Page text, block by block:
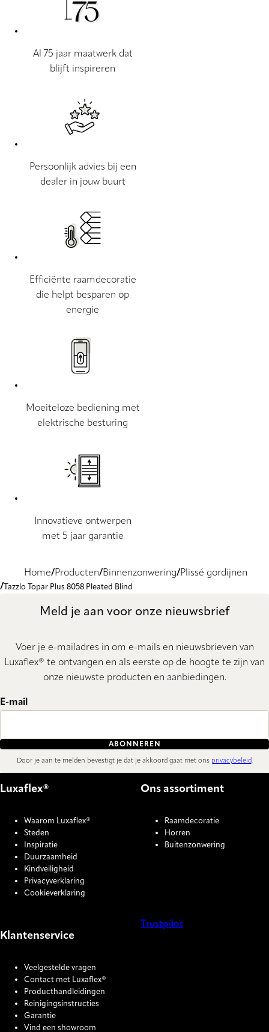
Al 75 jaar maatwerk dat
blijft inspireren
Persoonlijk advies bij een
dealer in jouw buurt
Efficiënte raamdecoratie
die helpt besparen op
energie
Moeiteloze bediening met
elektrische besturing
Innovatieve ontwerpen
met 5 jaar garantie
Home Producten Binnenzonwering Plissé gordijnen
Tazzlo Topar Plus 8058 Pleated Blind
Meld je aan voor onze nieuwsbrief
Voer je e-mailadres in om e-mails en nieuwsbrieven van
Luxaflex® te ontvangen en als eerste op de hoogte te zijn van
onze nieuwste producten en aanbiedingen.
E-mail
ABONNEREN
Door je aan te melden bevestigt je dat je akkoord gaat met ons privacybeleid.
Luxaflex®
Waarom Luxaflex®
Steden
Inspiratie
Duurzaamheid
Kindveiligheid
Privacyverklaring
Cookieverklaring
Ons assortiment
Raamdecoratie
Horren
Buitenzonwering
Klantenservice
Veelgestelde vragen
Contact met Luxaflex®
Producthandleidingen
Reinigingsinstructies
Garantie
Vind een showroom
Trustpilot